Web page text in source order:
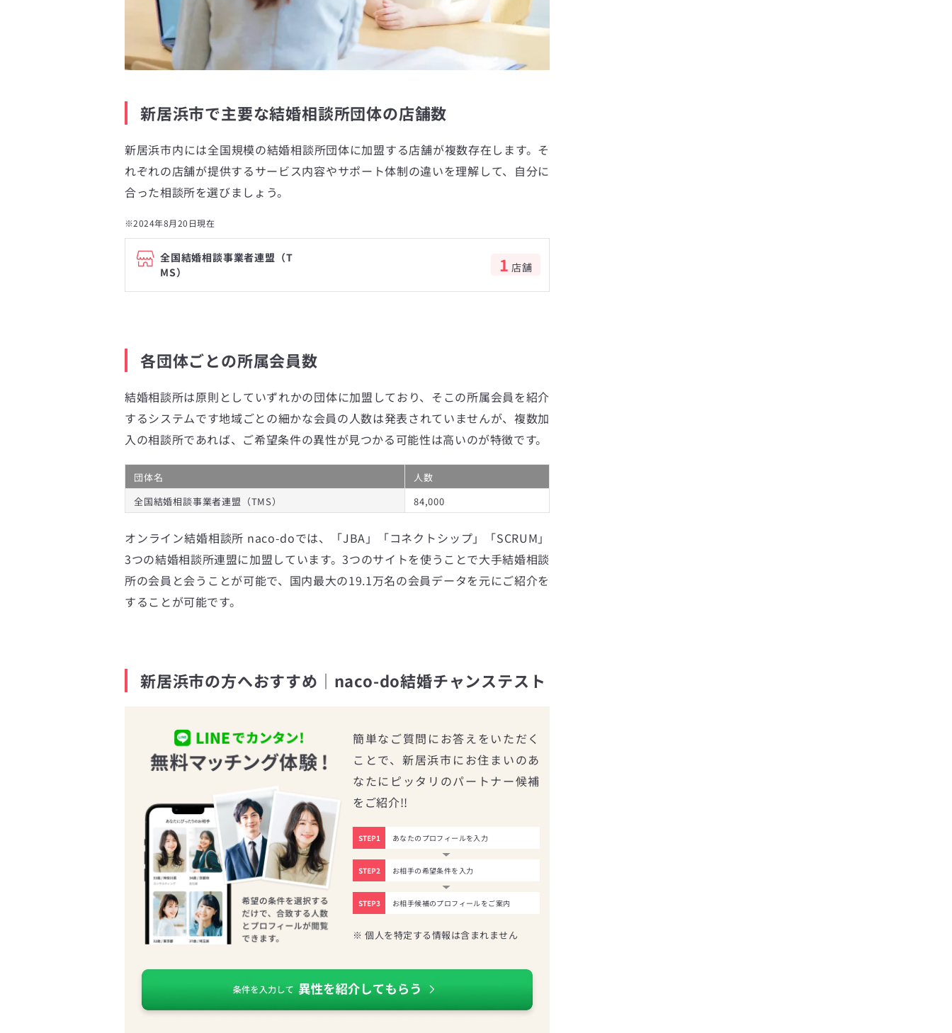
新居浜市で主要な結婚相談所団体の店舗数
新居浜市内には全国規模の結婚相談所団体に加盟する店舗が複数存在します。そ
れぞれの店舗が提供するサービス内容やサポート体制の違いを理解して、自分に
合った相談所を選びましょう。
※2024年8月20日現在
全国結婚相談事業者連盟（T
MS）
1 店舗
各団体ごとの所属会員数
結婚相談所は原則としていずれかの団体に加盟しており、そこの所属会員を紹介
するシステムです地域ごとの細かな会員の人数は発表されていませんが、複数加
入の相談所であれば、ご希望条件の異性が見つかる可能性は高いのが特徴です。
団体名
人数
全国結婚相談事業者連盟（TMS）
84,000
オンライン結婚相談所 naco-doでは、「JBA」「コネクトシップ」「SCRUM」
3つの結婚相談所連盟に加盟しています。3つのサイトを使うことで大手結婚相談
所の会員と会うことが可能で、国内最大の19.1万名の会員データを元にご紹介を
することが可能です。
新居浜市の方へおすすめ｜naco-do結婚チャンステスト
簡単なご質問にお答えをいただく
ことで、新居浜市にお住まいのあ
なたにピッタリのパートナー候補
をご紹介!!
STEP1 あなたのプロフィールを入力
STEP2 お相手の希望条件を入力
STEP3 お相手候補のプロフィールをご案内
※ 個人を特定する情報は含まれません